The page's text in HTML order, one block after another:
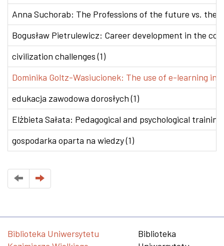
Anna Suchorab: The Professions of the future vs. the
Bogusław Pietrulewicz: Career development in the
civilization challenges (1)
Dominika Goltz-Wasiucionek: The use of e-learning in
edukacja zawodowa dorosłych (1)
Elżbieta Sałata: Pedagogical and psychological
gospodarka oparta na wiedzy (1)
Biblioteka Uniwersytetu
Biblioteka